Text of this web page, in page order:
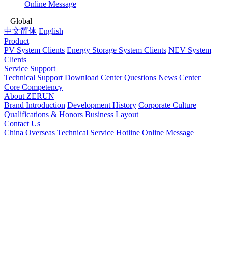
Online Message
Global
中文简体 English
Product
PV System Clients Energy Storage System Clients NEV System
Clients
Service Support
Technical Support Download Center Questions News Center
Core Competency
About ZERUN
Brand Introduction Development History Corporate Culture
Qualifications & Honors Business Layout
Contact Us
China Overseas Technical Service Hotline Online Message